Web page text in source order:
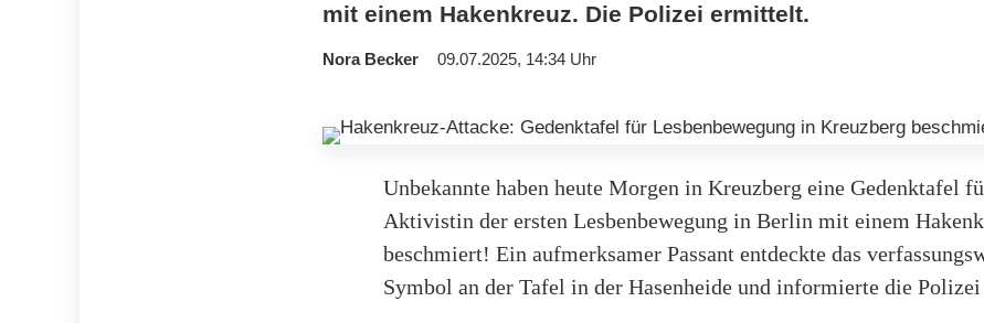
mit einem Hakenkreuz. Die Polizei ermittelt.
Nora Becker 09.07.2025, 14:34 Uhr
Unbekannte haben heute Morgen in Kreuzberg eine Gedenktafel
Aktivistin der ersten Lesbenbewegung in Berlin mit einem
beschmiert! Ein aufmerksamer Passant entdeckte das
Symbol an der Tafel in der Hasenheide und informierte die Polizei